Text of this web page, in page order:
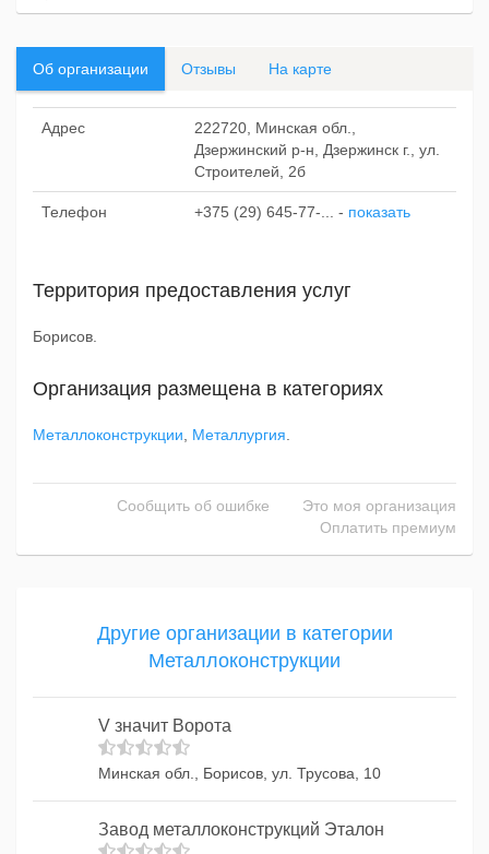
Об организации Отзывы На карте
Адрес
222720, Минская обл.,
Дзержинский р-н, Дзержинск г., ул.
Строителей, 2б
Телефон +375 (29) 645-77-... - показать
Территория предоставления услуг
Борисов.
Организация размещена в категориях
Металлоконструкции Металлургия
Сообщить об ошибке
Это моя организация
Оплатить премиум
Другие организации в категории
Металлоконструкции
V значит Ворота
Минская обл., Борисов, ул. Трусова, 10
Завод металлоконструкций Эталон